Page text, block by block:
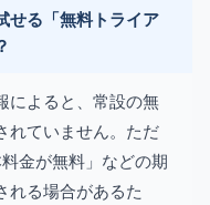
せる「無料トライア
によると、常設の無
れていません。ただ
金が無料」などの期
れる場合があるた